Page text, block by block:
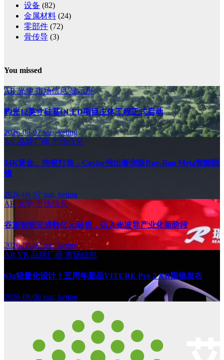
设备 (82)
金属材料 (24)
零部件 (72)
骨传导 (3)
You missed
AR光学市场信息显示屏
昀光12英寸硅基OLED项目主体工程正式启动
2026-08-07sun, keting
AR 品牌厂商 市场信息
24K黄金、纯银打造，Caviar推出奢华版Ray-Ban Meta智能眼
镜
2026-08-07 sun, keting
AR 光学 市场信息
谷东智能完成数亿元融资，迈入光波导产业化新阶段
2026-08-07sun, keting
AR VR 品牌厂商 市场信息
63g轻量化设计！五周年新品VITURE Pro 2 XR眼镜发布
2026-08-06 sun, keting